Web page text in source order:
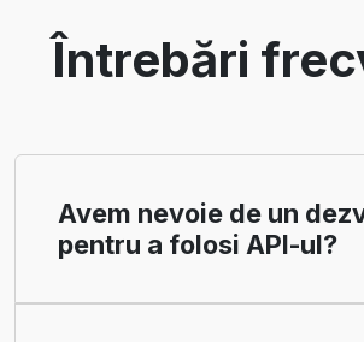
Întrebări
Avem nevoie de un
pentru a folosi API-ul?